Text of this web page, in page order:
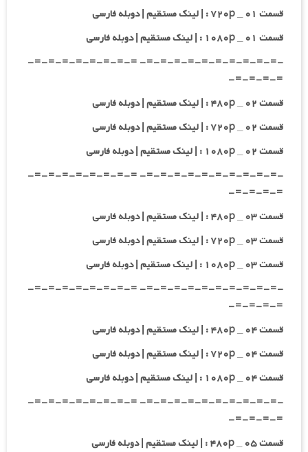
قسمت ۰۱ _ ۷۲۰p : | لینک مستقیم | دوبله فارسی
قسمت ۰۱ _ ۱۰۸۰p : | لینک مستقیم | دوبله فارسی
-=-=-=-=-=-=-=-=-=-=- =-=-=-=-=-=-=-=-
=-=-=-=-
قسمت ۰۲ _ ۴۸۰p : | لینک مستقیم | دوبله فارسی
قسمت ۰۲ _ ۷۲۰p : | لینک مستقیم | دوبله فارسی
قسمت ۰۲ _ ۱۰۸۰p : | لینک مستقیم | دوبله فارسی
-=-=-=-=-=-=-=-=-=-=- =-=-=-=-=-=-=-=-
=-=-=-=-
قسمت ۰۳ _ ۴۸۰p : | لینک مستقیم | دوبله فارسی
قسمت ۰۳ _ ۷۲۰p : | لینک مستقیم | دوبله فارسی
قسمت ۰۳ _ ۱۰۸۰p : | لینک مستقیم | دوبله فارسی
-=-=-=-=-=-=-=-=-=-=- =-=-=-=-=-=-=-=-
=-=-=-=-
قسمت ۰۴ _ ۴۸۰p : | لینک مستقیم | دوبله فارسی
قسمت ۰۴ _ ۷۲۰p : | لینک مستقیم | دوبله فارسی
قسمت ۰۴ _ ۱۰۸۰p : | لینک مستقیم | دوبله فارسی
-=-=-=-=-=-=-=-=-=-=- =-=-=-=-=-=-=-=-
=-=-=-=-
قسمت ۰۵ _ ۴۸۰p : | لینک مستقیم | دوبله فارسی